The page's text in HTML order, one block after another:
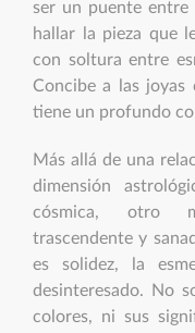
ser un puente entre
hallar la pieza que
con soltura entre
Concibe a las joyas
tiene un profundo
Más allá de una
dimensión
cósmica, otro
trascendente y
es solidez, la
desinteresado. No
colores, ni sus